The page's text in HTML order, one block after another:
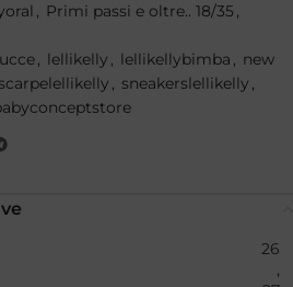
, Primi passi e oltre.. 18/35 ,
, lellikelly , lellikellybimba , new
scarpelellikelly , sneakerslellikelly ,
26
,